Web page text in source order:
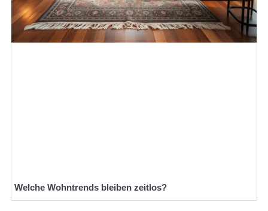
Welche Wohntrends bleiben zeitlos?